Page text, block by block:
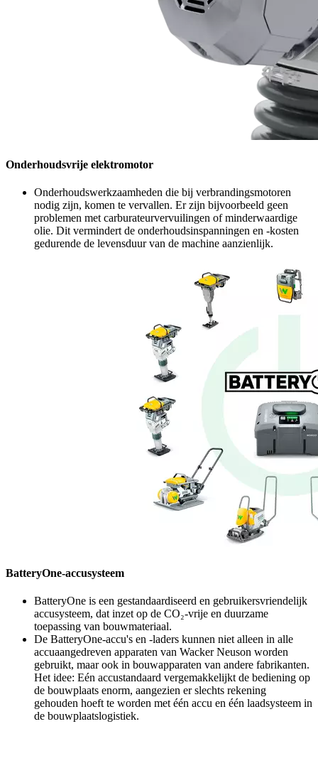
Onderhoudsvrije elektromotor
Onderhoudswerkzaamheden die bij verbrandingsmotoren
nodig zijn, komen te vervallen. Er zijn bijvoorbeeld geen
problemen met carburateurvervuilingen of minderwaardige
olie. Dit vermindert de onderhoudsinspanningen en -kosten
gedurende de levensduur van de machine aanzienlijk.
BatteryOne-accusysteem
BatteryOne is een gestandaardiseerd en gebruikersvriendelijk
accusysteem, dat inzet op de CO₂-vrije en duurzame
toepassing van bouwmateriaal.
De BatteryOne-accu's en -laders kunnen niet alleen in alle
accuaangedreven apparaten van Wacker Neuson worden
gebruikt, maar ook in bouwapparaten van andere fabrikanten.
Het idee: Eén accustandaard vergemakkelijkt de bediening op
de bouwplaats enorm, aangezien er slechts rekening
gehouden hoeft te worden met één accu en één laadsysteem in
de bouwplaatslogistiek.